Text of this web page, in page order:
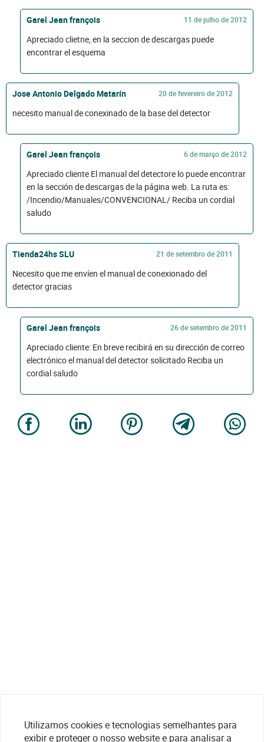
Garel Jean françois 11 de julho de 2012
Apreciado clietne, en la seccion de descargas puede
encontrar el esquema
Jose Antonio Delgado Matarín 20 de fevereiro de 2012
necesito manual de conexinado de la base del detector
Garel Jean françois 6 de março de 2012
Apreciado cliente El manual del detectore lo puede encontrar
en la sección de descargas de la página web. La ruta es:
/Incendio/Manuales/CONVENCIONAL/ Reciba un cordial
saludo
Tienda24hs SLU 21 de setembro de 2011
Necesito que me envíen el manual de conexionado del
detector gracias
Garel Jean françois 26 de setembro de 2011
Apreciado cliente: En breve recibirá en su dirección de correo
electrónico el manual del detector solicitado Reciba un
cordial saludo
Utilizamos cookies e tecnologias semelhantes para
exibir e proteger o nosso website e para analisar a